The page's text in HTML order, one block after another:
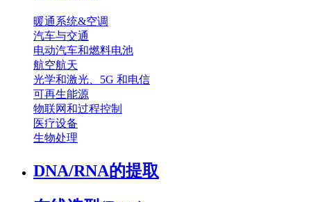
暖通系统&空调
汽车与交通
电动汽车和燃料电池
航空航天
光学和激光、5G 和电信
可再生能源
物联网和过程控制
医疗设备
生物处理
DNA/RNA的提取